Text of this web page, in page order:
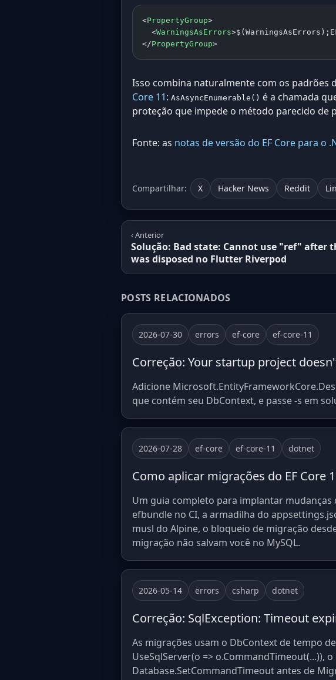
<PropertyGroup>
  <
WarningsAsErrors
</PropertyGroup>
Isso combina naturalmente com os padrões
Core 11: AsAsyncEnumerable() é a chamada
proteção que impede o método parecido de
Fonte: as notas de versão do EF Core para o
Compartilhar: X Hacker News Reddit
‹ Anterior
Solução: Bad state: Cannot use "ref" after
was disposed no Flutter Riverpod
POSTS RELACIONADOS
2026-07-30 errors ef-core ef-core-11
Correção: Your startup project
Adicione
que contém seu DbContext, e passe -s em
2026-07-28 ef-core ef-core-11 dotnet
Como aplicar migrações do EF
Um guia completo para implantar mudanças
efbundle no CI, a armadilha do
musl do Alpine, o bloqueio de migração
migração não salvam você no MySQL.
2026-05-14 errors csharp dotnet
Correção: SqlException: Timeout
As migrações usam o DbContext de tempo
UseSqlServer(o => o.CommandTimeout(...)),
Database.SetCommandTimeout antes de